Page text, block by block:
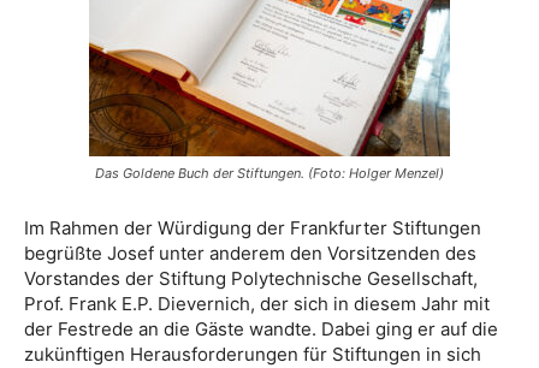
Das Goldene Buch der Stiftungen. (Foto: Holger Menzel)
Im Rahmen der Würdigung der Frankfurter Stiftungen
begrüßte Josef unter anderem den Vorsitzenden des
Vorstandes der Stiftung Polytechnische Gesellschaft,
Prof. Frank E.P. Dievernich, der sich in diesem Jahr mit
der Festrede an die Gäste wandte. Dabei ging er auf die
zukünftigen Herausforderungen für Stiftungen in sich